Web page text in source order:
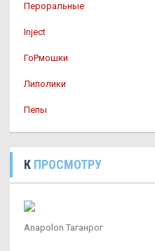
Пероральные
Inject
ГоРмошки
Липолики
Пепы
К ПРОСМОТРУ
Anapolon Таганрог